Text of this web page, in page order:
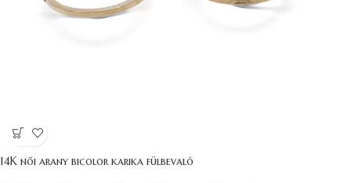
14K női arany bicolor karika fülbevaló